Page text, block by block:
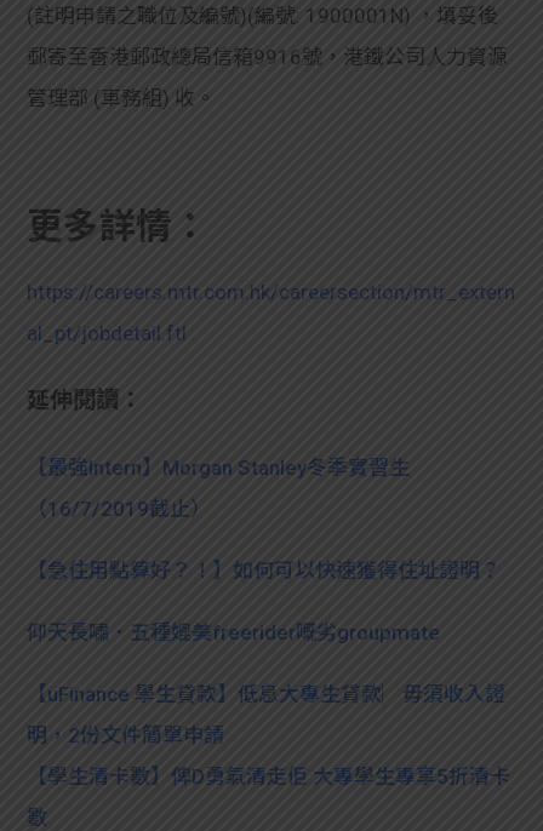
(註明申請之職位及編號)(編號: 1900001N) ，填妥後
郵寄至香港郵政總局信箱9916號，港鐵公司人力資源
管理部 (車務組) 收。
更多詳情：
https://careers.mtr.com.hk/careersection/mtr_extern
al_pt/jobdetail.ftl
延伸閱讀：
【最強Intern】Morgan Stanley冬季實習生
（16/7/2019截止）
【急住用點算好？！】如何可以快速獲得住址證明？
仰天長嘯．五種媲美freerider嘅劣groupmate
【uFinance 學生貸款】低息大專生貸款︳毋須收入證
明，2份文件簡單申請
【學生清卡數】俾D勇氣清走佢 大專學生專享5折清卡
數